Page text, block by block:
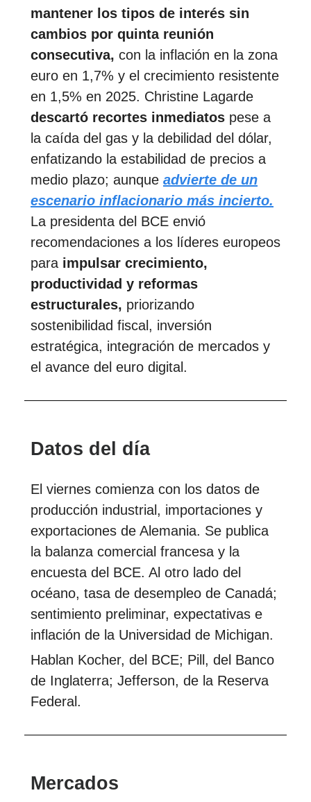
mantener los tipos de interés sin
cambios por quinta reunión
consecutiva, con la inflación en la zona
euro en 1,7% y el crecimiento resistente
en 1,5% en 2025. Christine Lagarde
descartó recortes inmediatos pese a
la caída del gas y la debilidad del dólar,
enfatizando la estabilidad de precios a
medio plazo; aunque advierte de un
escenario inflacionario más incierto.
La presidenta del BCE envió
recomendaciones a los líderes europeos
para impulsar crecimiento,
productividad y reformas
estructurales, priorizando
sostenibilidad fiscal, inversión
estratégica, integración de mercados y
el avance del euro digital.
Datos del día
El viernes comienza con los datos de
producción industrial, importaciones y
exportaciones de Alemania. Se publica
la balanza comercial francesa y la
encuesta del BCE. Al otro lado del
océano, tasa de desempleo de Canadá;
sentimiento preliminar, expectativas e
inflación de la Universidad de Michigan.
Hablan Kocher, del BCE; Pill, del Banco
de Inglaterra; Jefferson, de la Reserva
Federal.
Mercados